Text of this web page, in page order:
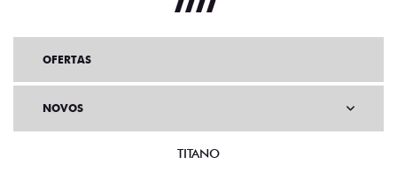
OFERTAS
NOVOS
TITANO